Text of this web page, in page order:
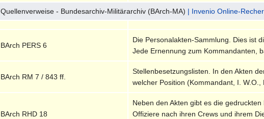
Quellenverweise - Bundesarchiv-Militärarchiv (BArch-MA) | Invenio Online-
BArch PERS 6
Die Personalakten-Sammlung. Dies ist
Jede Ernennung zum Kommandanten,
BArch RM 7 / 843 ff.
Stellenbesetzungslisten. In den Akten
welcher Position (Kommandant, I.
BArch RHD 18
Neben den Akten gibt es die
Offiziere nach ihren Crews und ihrem